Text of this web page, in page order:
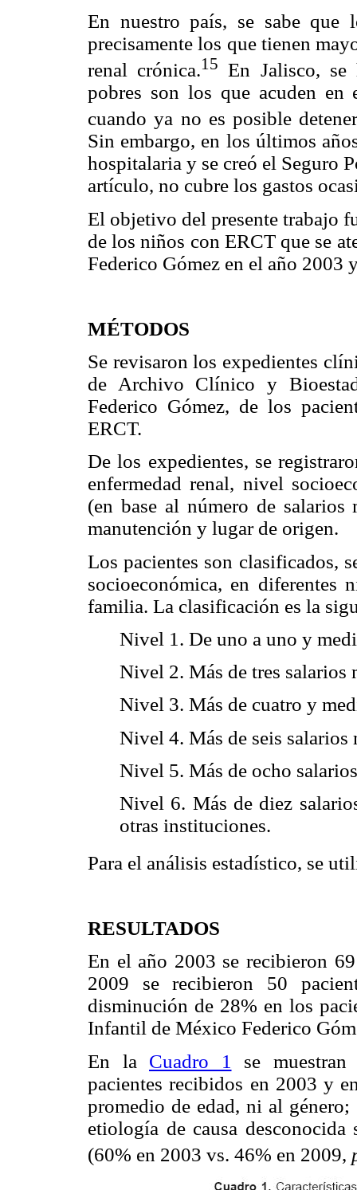
En nuestro país, se sabe que
precisamente los que tienen
renal crónica.15 En Jalisco, se
pobres son los que acuden en
cuando ya no es posible
Sin embargo, en los últimos
hospitalaria y se creó el Seguro
artículo, no cubre los gastos
El objetivo del presente trabajo
de los niños con ERCT que se
Federico Gómez en el año 2003
MÉTODOS
Se revisaron los expedientes
de Archivo Clínico y
Federico Gómez, de los
ERCT.
De los expedientes, se
enfermedad renal, nivel
(en base al número de
manutención y lugar de origen.
Los pacientes son clasificados,
socioeconómica, en diferentes
familia. La clasificación es la
Nivel 1. De uno a uno y
Nivel 2. Más de tres salarios
Nivel 3. Más de cuatro y
Nivel 4. Más de seis salarios
Nivel 5. Más de ocho
Nivel 6. Más de diez
otras instituciones.
Para el análisis estadístico, se
RESULTADOS
En el año 2003 se recibieron
2009 se recibieron 50
disminución de 28% en los
Infantil de México Federico
En la Cuadro 1
se muestran
pacientes recibidos en 2003 y
promedio de edad, ni al
etiología de causa
(60% en 2003 vs. 46% en 2009,